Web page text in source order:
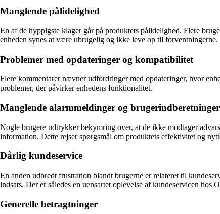
Manglende pålidelighed
En af de hyppigste klager går på produktets pålidelighed. Flere
enheden synes at være ubrugelig og ikke leve op til forventningerne.
Problemer med opdateringer og kompatibilitet
Flere kommentarer nævner udfordringer med opdateringer, hvor
problemer, der påvirker enhedens funktionalitet.
Manglende alarmmeldinger og brugerindberetninger
Nogle brugere udtrykker bekymring over, at de ikke modtager
information. Dette rejser spørgsmål om produktets effektivitet og
Dårlig kundeservice
En anden udbredt frustration blandt brugerne er relateret til
indsats. Der er således en uensartet oplevelse af kundeservicen hos
Generelle betragtninger